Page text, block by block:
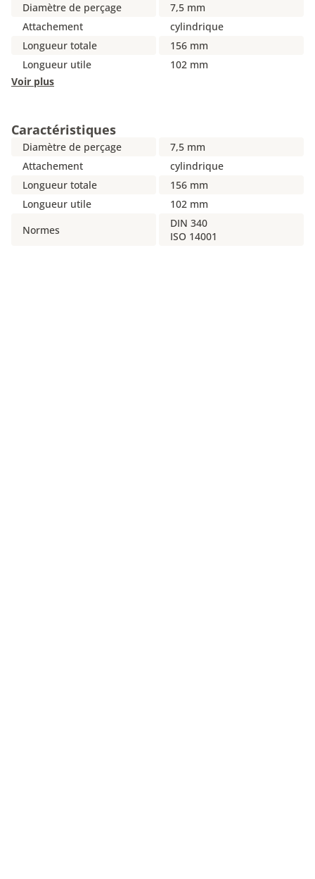
Diamètre de perçage
7,5 mm
Attachement
cylindrique
Longueur totale
156 mm
Longueur utile
102 mm
Voir plus
Caractéristiques
Diamètre de perçage
7,5 mm
Attachement
cylindrique
Longueur totale
156 mm
Longueur utile
102 mm
Normes
DIN 340
ISO 14001